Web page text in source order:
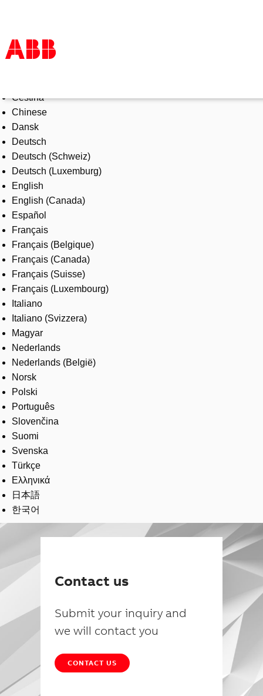
Products & Solutions
Industries
Services
About us
Where to buy
Contact us
Careers
Čeština
Chinese
Dansk
Deutsch
Deutsch (Schweiz)
Deutsch (Luxemburg)
English
English (Canada)
Español
Français
Français (Belgique)
Français (Canada)
Français (Suisse)
Français (Luxembourg)
Italiano
Italiano (Svizzera)
Magyar
Nederlands
Nederlands (België)
Norsk
Polski
Português
Slovenčina
Suomi
Svenska
Türkçe
Ελληνικά
日本語
한국어
Contact us
Submit your inquiry and
we will contact you
CONTACT US